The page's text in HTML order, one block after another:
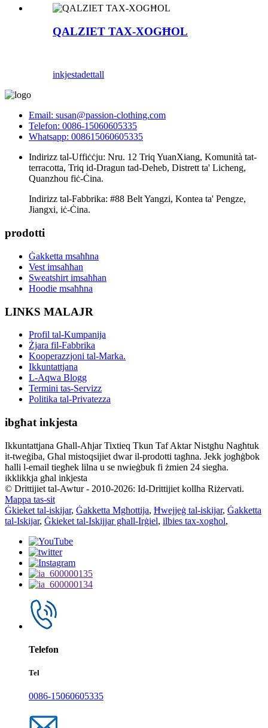
QALZIET TAX-XOGĦOL
inkjestadettall
Email: susan@passion-clothing.com
Telefon: 0086-15060605335
Whatsapp: 008615060605335
Indirizz tal-Uffiċċju: Nru. 12 Triq YuanXiang, Komunità tat-
terracotta, Triq id-Dragun tad-Deheb, Distrett ta' Licheng,
Quanzhou fiċ-Ċina.
Indirizz tal-Fabbrika: #88 Belt Yangzi, Kontea ta' Pengze,
Jiangxi, iċ-Ċina.
prodotti
Ġakketta msaħħna
Vest imsaħħan
Sweatshirt imsaħħan
Hoodie msaħħna
LINKS MALAJR
Profil tal-Kumpanija
Żjara fil-Fabbrika
Kooperazzjoni tal-Marka.
Ikkuntattjana
L-Aqwa Blogg
Termini tas-Servizz
Politika tal-Privatezza
ibgħat inkjesta
Ikkuntattjana Għall-Aħjar Tixtieq Tkun Taf Aktar Nistgħu Nagħtuk
it-tweġiba, Għal mistoqsijiet dwar il-prodotti tagħna. Jekk jogħġbok
ħalli l-email tiegħek lilna u se nwieġbuk fi żmien 24 siegħa.
ikklikkja għal inkjesta
© Drittijiet tal-Awtur - 2010-2026: Id-Drittijiet kollha Riżervati.
Mappa tas-sit
Ġkieket tal-iskijar, Ġakketta Mgħottija, Ħwejjeġ tal-iskijar, Ġakketta
tal-Iskijar, Ġkieket tal-Iskijjar għall-Irġiel, ilbies tax-xogħol,
Telefon
Tel
0086-15060605335